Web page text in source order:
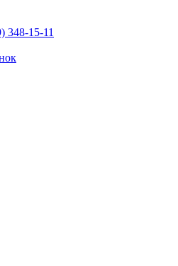
348-15-11